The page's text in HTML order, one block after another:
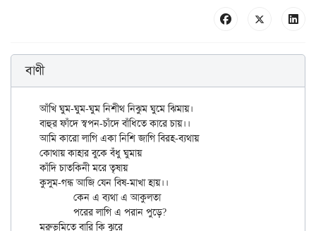
বাণী
আঁখি ঘুম-ঘুম-ঘুম নিশীথ নিঝুম ঘুমে ঝিমায়।
বাহুর ফাঁদে স্বপন-চাঁদে বাঁধিতে কারে চায়।।
আমি কারো লাগি একা নিশি জাগি বিরহ-ব্যথায়
কোথায় কাহার বুকে বঁধু ঘুমায়
কাঁদি চাতকিনী মরে তৃষায়
কুসুম-গন্ধ আজি যেন বিষ-মাখা হায়।।
মরুভূমিতে বারি কি ঝুরে